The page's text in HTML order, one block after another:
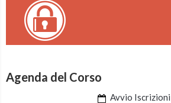
Agenda del Corso
Avvio Iscrizioni